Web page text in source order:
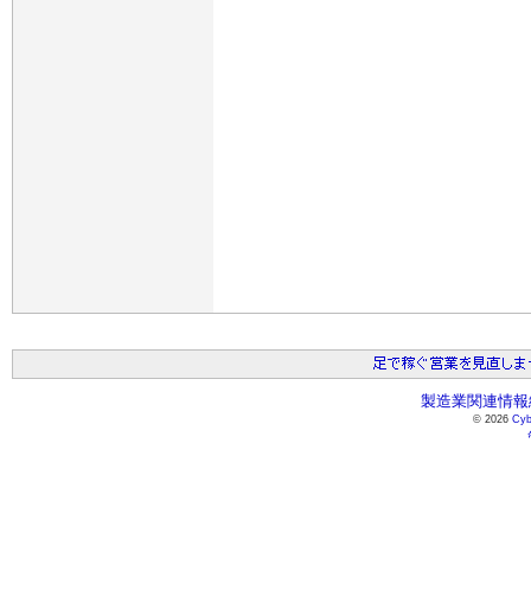
製造業関連情
© 2026